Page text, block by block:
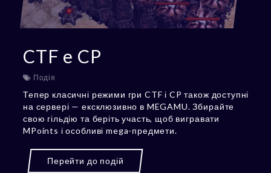
CTF e CP
Подія
Тепер класичні режими гри CTF і CP також доступні
на сервері — ексклюзивно в MEGAMU. Збирайте
свою гільдію та беріть участь, щоб вигравати
MPoints і особливі mega-предмети.
Перейти до подій